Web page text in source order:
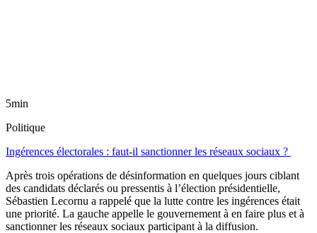
5min
Politique
Ingérences électorales : faut-il sanctionner les réseaux sociaux ?
Après trois opérations de désinformation en quelques jours ciblant
des candidats déclarés ou pressentis à l’élection présidentielle,
Sébastien Lecornu a rappelé que la lutte contre les ingérences était
une priorité. La gauche appelle le gouvernement à en faire plus et à
sanctionner les réseaux sociaux participant à la diffusion.